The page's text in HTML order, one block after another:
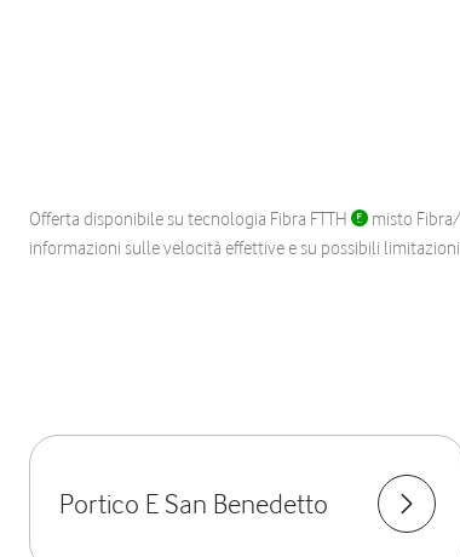
Offerta disponibile su tecnologia Fibra FTTH misto Fibra/
informazioni sulle velocità effettive e su possibili
Portico E San Benedetto